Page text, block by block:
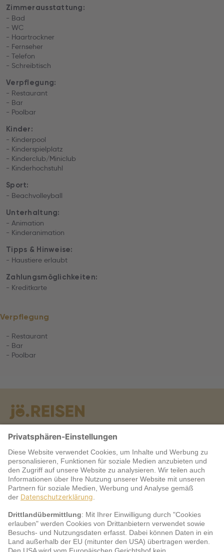
Zimmerausstattung:
- Bad
- WC
- Haartrockner
- Fernseher
- Telefon
- Schreibtisch
Verpflegung:
- Restaurant
- Bar
- Poolbar
Kinder:
- Kinderpool
- Kinderspielplatz
- Kinderclub/Miniclub
- Kinderhochstuhl
Sport:
- Beachvolleyball
Unterhaltung:
- Animation
- Kinderanimation
Tipps & Hinweise:
- Haustiere erlaubt
Zahlungsmöglichkeiten:
- Kreditkarte
Verpflegung
- Restaurant
- Bar
- Poolbar
Warum jö?
Service
jö Bonus Club Partner